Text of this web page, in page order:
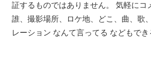
証するものではありません。 気軽にコ
誰、撮影場所、ロケ地、どこ、曲、歌
レーション なんて言ってる などもで